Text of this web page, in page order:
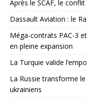
Après le SCAF, le
Dassault Aviation : le
Méga-contrats PAC-3
en pleine expansion
La Turquie valide
La Russie transforme
ukrainiens